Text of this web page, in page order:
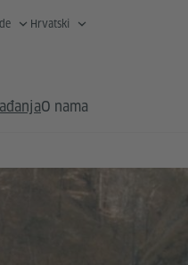
Hrvatski
O nama